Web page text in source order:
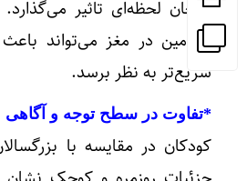
هیجان لحظه‌ای تاثیر
دوپامین در مغز می‌تواند
سریع‌تر به نظر برسد.
*تفاوت در سطح توجه و آگاهی
کودکان در مقایسه با